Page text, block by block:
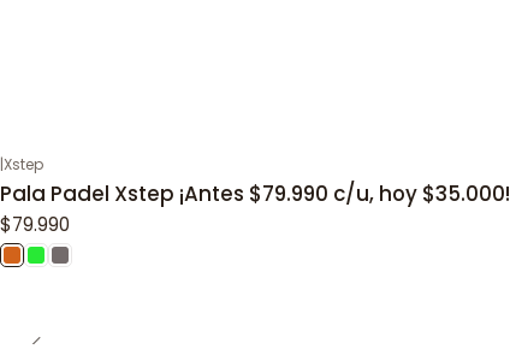
|Xstep
Pala Padel Xstep ¡Antes $79.990 c/u, hoy $35.000!
$79.990